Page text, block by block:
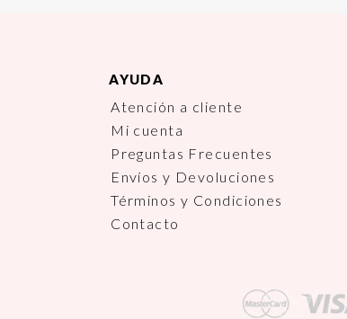
AYUDA
Atención a cliente
Mi cuenta
Preguntas Frecuentes
Envíos y Devoluciones
Términos y Condiciones
Contacto